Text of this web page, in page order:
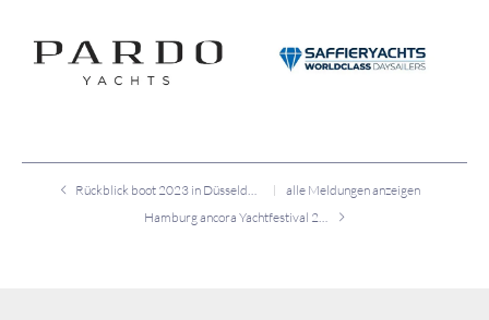
Rückblick boot 2023 in Düsseldorf
alle Meldungen anzeigen
Hamburg ancora Yachtfestival 2021